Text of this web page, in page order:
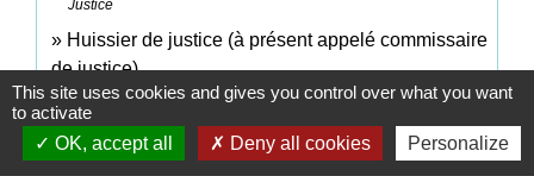
Justice
Huissier de justice (à présent appelé commissaire
de justice)
Justice
Signaler une erreur sur cette page
This site uses cookies and gives you control over what you want
to activate
OK, accept all
Deny all cookies Personalize